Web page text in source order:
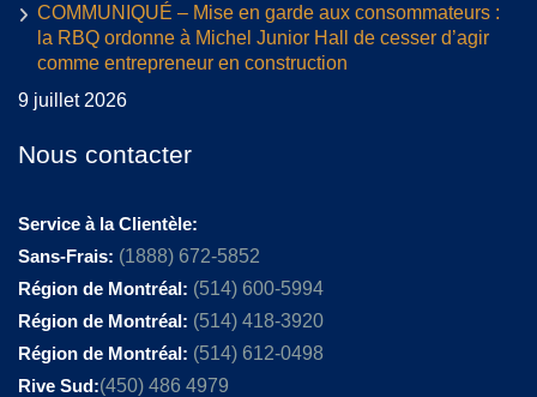
COMMUNIQUÉ – Mise en garde aux consommateurs :
la RBQ ordonne à Michel Junior Hall de cesser d’agir
comme entrepreneur en construction
9 juillet 2026
Nous contacter
Service à la Clientèle:
Sans-Frais: (1888) 672-5852
Région de Montréal: (514) 600-5994
Région de Montréal: (514) 418-3920
Région de Montréal: (514) 612-0498
Rive Sud:(450) 486 4979